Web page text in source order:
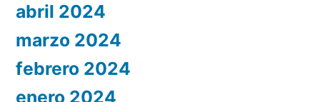
abril 2024
marzo 2024
febrero 2024
enero 2024